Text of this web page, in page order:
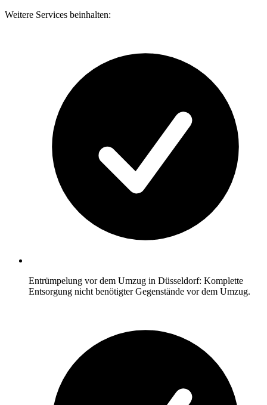
Weitere Services beinhalten:
Entrümpelung vor dem Umzug in Düsseldorf: Komplette
Entsorgung nicht benötigter Gegenstände vor dem Umzug.